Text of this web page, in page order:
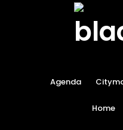
Agenda
Home